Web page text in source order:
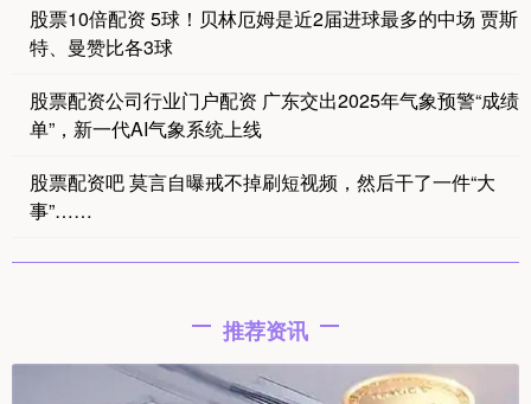
股票10倍配资 5球！贝林厄姆是近2届进球最多的中场 贾斯
特、曼赞比各3球
股票配资公司行业门户配资 广东交出2025年气象预警“成绩
单”，新一代AI气象系统上线
股票配资吧 莫言自曝戒不掉刷短视频，然后干了一件“大
事”……
推荐资讯